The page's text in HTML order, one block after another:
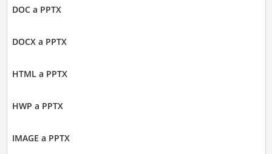
DOC a PPTX
DOCX a PPTX
HTML a PPTX
HWP a PPTX
IMAGE a PPTX